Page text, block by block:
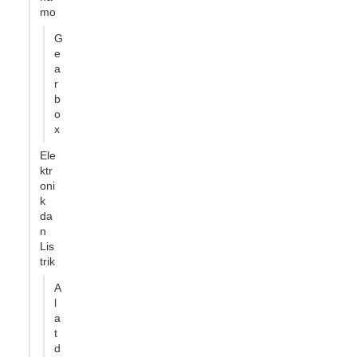
mo
G
e
a
r
b
o
x
Ele
ktr
oni
k
da
n
Lis
trik
A
l
a
t
d